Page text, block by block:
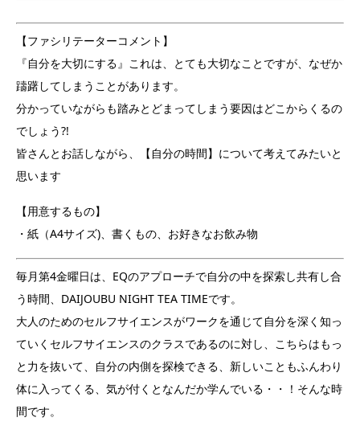
【ファシリテーターコメント】
『自分を大切にする』これは、とても大切なことですが、なぜか
躊躇してしまうことがあります。
分かっていながらも踏みとどまってしまう要因はどこからくるの
でしょう?!
皆さんとお話しながら、【自分の時間】について考えてみたいと
思います
【用意するもの】
・紙（A4サイズ)、書くもの、お好きなお飲み物
毎月第4金曜日は、EQのアプローチで自分の中を探索し共有し合
う時間、DAIJOUBU NIGHT TEA TIMEです。
大人のためのセルフサイエンスがワークを通じて自分を深く知っ
ていくセルフサイエンスのクラスであるのに対し、こちらはもっ
と力を抜いて、自分の内側を探検できる、新しいこともふんわり
体に入ってくる、気が付くとなんだか学んでいる・・！そんな時
間です。